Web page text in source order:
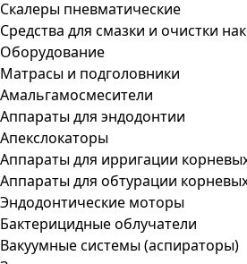
Скалеры пневматические
Средства для смазки и очистки
Оборудование
Матрасы и подголовники
Амальгамосмесители
Аппараты для эндодонтии
Апекслокаторы
Аппараты для ирригации
Аппараты для обтурации
Эндодонтические моторы
Бактерицидные облучатели
Вакуумные системы (аспираторы)